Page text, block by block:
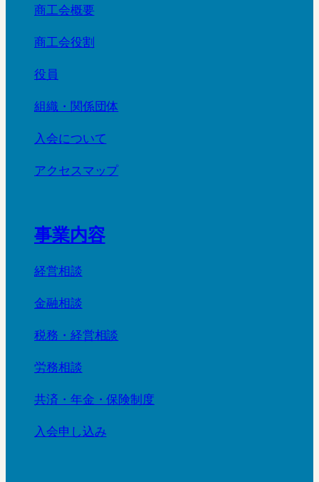
商工会概要
商工会役割
役員
組織・関係団体
入会について
アクセスマップ
事業内容
経営相談
金融相談
税務・経営相談
労務相談
共済・年金・保険制度
入会申し込み